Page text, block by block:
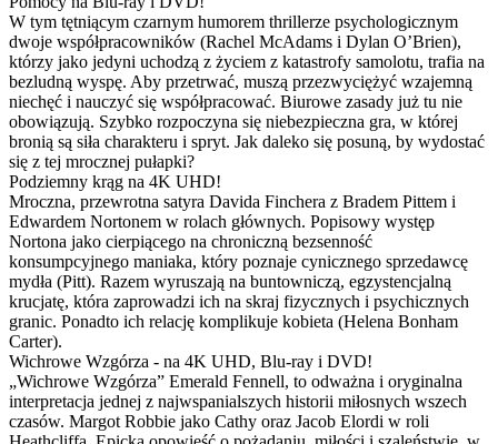
W tym tętniącym czarnym humorem thrillerze psychologicznym
dwoje współpracowników (Rachel McAdams i Dylan O’Brien),
którzy jako jedyni uchodzą z życiem z katastrofy samolotu, trafia na
bezludną wyspę. Aby przetrwać, muszą przezwyciężyć wzajemną
niechęć i nauczyć się współpracować. Biurowe zasady już tu nie
obowiązują. Szybko rozpoczyna się niebezpieczna gra, w której
bronią są siła charakteru i spryt. Jak daleko się posuną, by wydostać
się z tej mrocznej pułapki?
Podziemny krąg na 4K UHD!
Mroczna, przewrotna satyra Davida Finchera z Bradem Pittem i
Edwardem Nortonem w rolach głównych. Popisowy występ
Nortona jako cierpiącego na chroniczną bezsenność
konsumpcyjnego maniaka, który poznaje cynicznego sprzedawcę
mydła (Pitt). Razem wyruszają na buntowniczą, egzystencjalną
krucjatę, która zaprowadzi ich na skraj fizycznych i psychicznych
granic. Ponadto ich relację komplikuje kobieta (Helena Bonham
Carter).
Wichrowe Wzgórza - na 4K UHD, Blu-ray i DVD!
„Wichrowe Wzgórza” Emerald Fennell, to odważna i oryginalna
interpretacja jednej z najwspanialszych historii miłosnych wszech
czasów. Margot Robbie jako Cathy oraz Jacob Elordi w roli